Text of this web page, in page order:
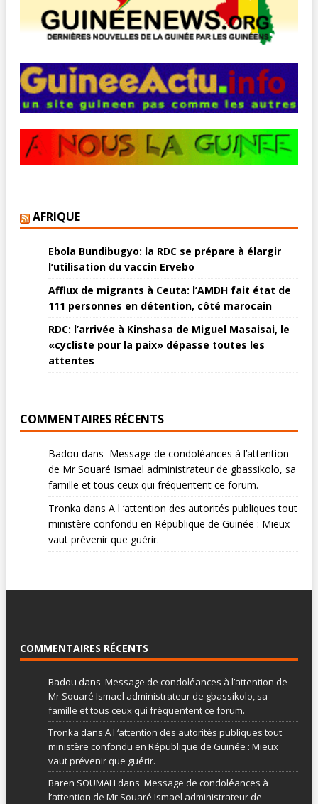
AFRIQUE
Ebola Bundibugyo: la RDC se prépare à élargir
l’utilisation du vaccin Ervebo
Afflux de migrants à Ceuta: l’AMDH fait état de
111 personnes en détention, côté marocain
RDC: l’arrivée à Kinshasa de Miguel Masaisai, le
«cycliste pour la paix» dépasse toutes les
attentes
COMMENTAIRES RÉCENTS
Badou dans Message de condoléances à l’attention
de Mr Souaré Ismael administrateur de gbassikolo, sa
famille et tous ceux qui fréquentent ce forum.
Tronka dans A l ‘attention des autorités publiques tout
ministère confondu en République de Guinée : Mieux
vaut prévenir que guérir.
COMMENTAIRES RÉCENTS
Badou dans Message de condoléances à l’attention de
Mr Souaré Ismael administrateur de gbassikolo, sa
famille et tous ceux qui fréquentent ce forum.
Tronka dans A l ‘attention des autorités publiques tout
ministère confondu en République de Guinée : Mieux
vaut prévenir que guérir.
Baren SOUMAH dans Message de condoléances à
l’attention de Mr Souaré Ismael administrateur de